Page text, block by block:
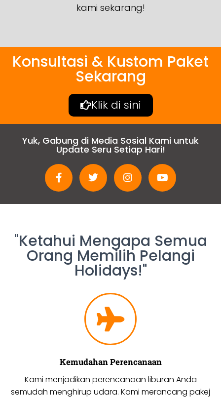
kami sekarang!
Konsultasi & Kustom Paket
Sekarang
Klik di sini
Yuk, Gabung di Media Sosial Kami untuk
Update Seru Setiap Hari!
"Ketahui Mengapa Semua
Orang Memilih Pelangi
Holidays!"
Kemudahan Perencanaan
Kami menjadikan perencanaan liburan Anda
semudah menghirup udara. Kami merancang pakej